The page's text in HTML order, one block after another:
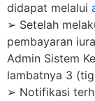
didapat melalui
➢ Setelah
pembayaran
Admin Sistem
lambatnya 3
➢ Notifikasi